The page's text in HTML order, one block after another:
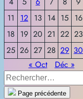
11
12 13 14 15 16
18 19 20 21 22 23
25 26 27 28 29 30
« Oct
Déc »
R
e
Page précédente